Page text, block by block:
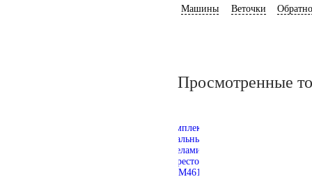
Машины Веточки
Просмотренные